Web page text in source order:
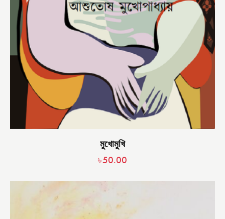
মুখোমুখি
৳50.00